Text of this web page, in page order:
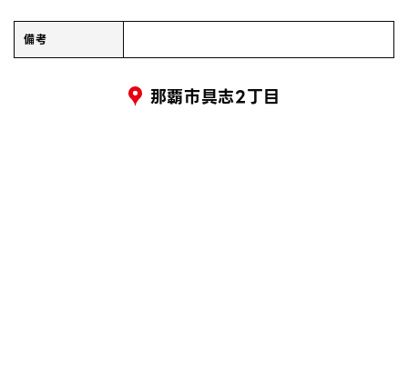
備考
那覇市具志2丁目